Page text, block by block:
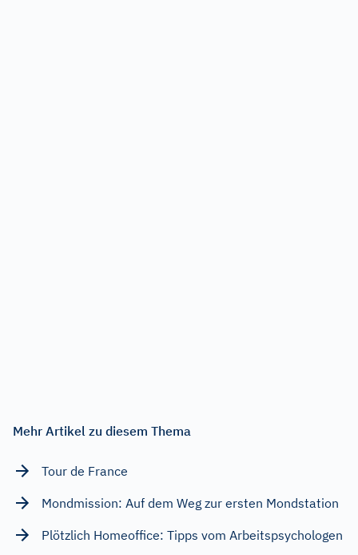
Mehr Artikel zu diesem Thema
Tour de France
Mondmission: Auf dem Weg zur ersten Mondstation
Plötzlich Homeoffice: Tipps vom Arbeitspsychologen